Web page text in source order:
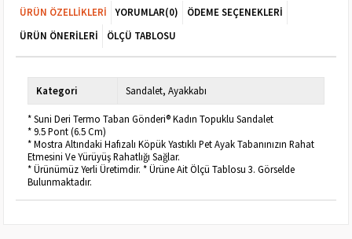
ÜRÜN ÖZELLIKLERI YORUMLAR(0)
ÖDEME SEÇENEKLERI
ÜRÜN ÖNERILERI
ÖLÇÜ TABLOSU
Kategori Sandalet Ayakkabı
* Suni Deri Termo Taban Gönderi® Kadın Topuklu Sandalet
* 9.5 Pont (6.5 Cm)
* Mostra Altındaki Hafızalı Köpük Yastıklı Pet Ayak Tabanınızın Rahat
Etmesini Ve Yürüyüş Rahatlığı Sağlar.
* Ürünümüz Yerli Üretimdir. * Ürüne Ait Ölçü Tablosu 3. Görselde
Bulunmaktadır.